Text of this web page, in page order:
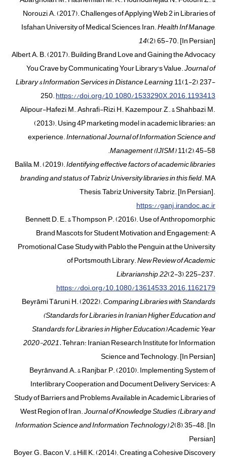
Norouzi, A. (2017). Challenges of Applying Web 2 in Libraries of
Isfahan University of Medical Sciences, Iran.Health Inf Manage,
14(2), 65-70. [In Persian]
Albert, A. B. (2017). Building Brand Love and Gaining the Advocacy
You Crave by Communicating Your Library's Value.Journal of
Library & Information Services in Distance Learning, 11(1-2), 237-
250.https://doi.org/10.1080/1533290X.2016.1193413
Alipour-Hafezi, M., Ashrafi-Rizi, H., Kazempour, Z., & Shahbazi, M.
(2013). Using 4P marketing model in academic libraries: an
experience.International Journal of Information Science and
Management(IJISM), 11(2), 45-58.
Balila, M. (2019).Identifying effective factors of academic libraries
branding and status of Tabriz University libraries in this field. MA
Thesis, Tabriz University, Tabriz. [In Persian].
https://ganj.irandoc.ac.ir
Bennett, D. E., & Thompson, P. (2016). Use of Anthropomorphic
Brand Mascots for Student Motivation and Engagement: A
Promotional Case Study with Pablo the Penguin at the University
of Portsmouth Library.New Review of Academic
Librarianship,22(2-3), 225-237.
https://doi.org/10.1080/13614533.2016.1162179
Beyrāmi Tāruni, H. (2022).Comparing Libraries with Standards
(Standards for Libraries in Iranian Higher Education and
Standards for Libraries in Higher Education)Academic Year
2020-2021.Tehran: Iranian Research Institute for Information
Science and Technology. [In Persian]
Beyrānvand, A., & Ranjbar, P. (2010). Implementing System of
Interlibrary Cooperation and Document Delivery Services: A
Study of Barriers and Problems Available in Academic Libraries of
West Region of Iran.Journal of Knowledge Studies(Library and
Information Science and Information Technology),2(8), 35-48. [In
Persian]
Boyer, G., Bacon, V., & Hill, K. (2014). Creating a Cohesive Discovery